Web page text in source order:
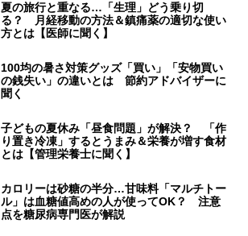
夏の旅行と重なる…「生理」どう乗り切
る？ 月経移動の方法＆鎮痛薬の適切な使い
方とは【医師に聞く】
100均の暑さ対策グッズ「買い」「安物買い
の銭失い」の違いとは 節約アドバイザーに
聞く
子どもの夏休み「昼食問題」が解決？ 「作
り置き冷凍」するとうまみ＆栄養が増す食材
とは【管理栄養士に聞く】
カロリーは砂糖の半分…甘味料「マルチトー
ル」は血糖値高めの人が使ってOK？ 注意
点を糖尿病専門医が解説